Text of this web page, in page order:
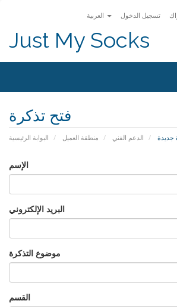
تسجيل الدخول
Just My Socks
فتح تذكرة
البوابة الرئيسية منطقة العميل الدعم الفني جديدة
الإسم
البريد الإلكتروني
موضوع التذكرة
القسم